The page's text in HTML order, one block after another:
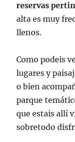
reservas
alta es muy
llenos.
Como podeis
lugares y
o bien
parque
que estais allí
sobretodo